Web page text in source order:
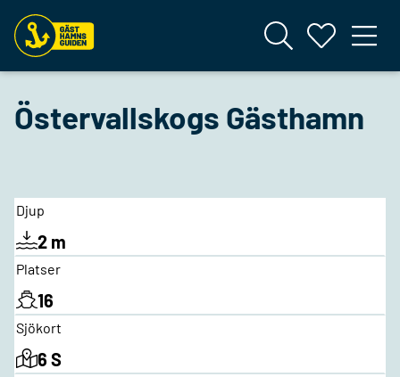
Östervallskogs Gästhamn
Djup
2 m
Platser
16
Sjökort
6 S